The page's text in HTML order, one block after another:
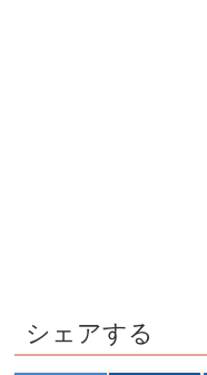
シェアする